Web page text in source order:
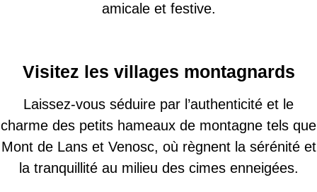
amicale et festive.
Visitez les villages montagnards
Laissez-vous séduire par l’authenticité et le
charme des petits hameaux de montagne tels que
Mont de Lans et Venosc, où règnent la sérénité et
la tranquillité au milieu des cimes enneigées.